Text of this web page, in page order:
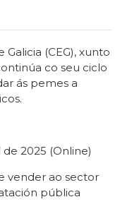
(CEG), xunto
co seu ciclo
ás pemes a
2025 (Online)
vender ao sector
pública